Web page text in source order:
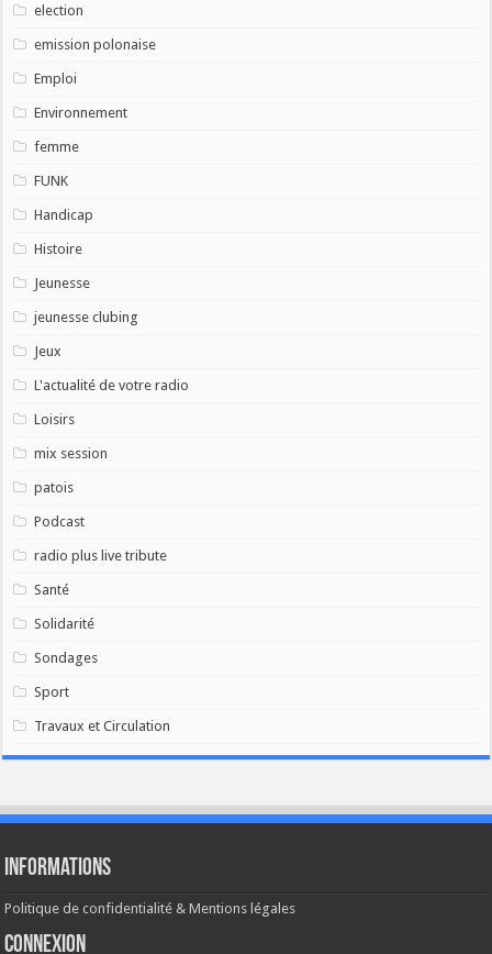
election
emission polonaise
Emploi
Environnement
femme
FUNK
Handicap
Histoire
Jeunesse
jeunesse clubing
Jeux
L'actualité de votre radio
Loisirs
mix session
patois
Podcast
radio plus live tribute
Santé
Solidarité
Sondages
Sport
Travaux et Circulation
Informations
Politique de confidentialité & Mentions légales
Connexion